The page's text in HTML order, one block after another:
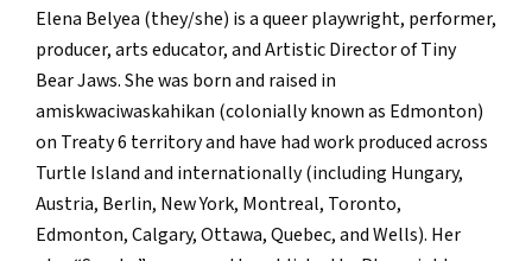
Elena Belyea (they/she) is a queer playwright, performer,
producer, arts educator, and Artistic Director of Tiny
Bear Jaws. She was born and raised in
amiskwaciwaskahikan (colonially known as Edmonton)
on Treaty 6 territory and have had work produced across
Turtle Island and internationally (including Hungary,
Austria, Berlin, New York, Montreal, Toronto,
Edmonton, Calgary, Ottawa, Quebec, and Wells). Her